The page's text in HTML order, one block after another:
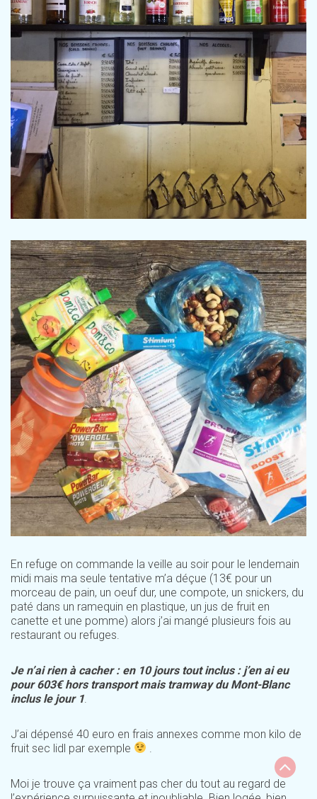
En refuge on commande la veille au soir pour le lendemain
midi mais ma seule tentative m’a déçue (13€ pour un
morceau de pain, un oeuf dur, une compote, un snickers, du
paté dans un ramequin en plastique, un jus de fruit en
canette et une pomme) alors j’ai mangé plusieurs fois au
restaurant ou refuges.
Je n’ai rien à cacher : en 10 jours tout inclus : j’en ai eu
pour 603€ hors transport mais tramway du Mont-Blanc
inclus le jour 1.
J’ai dépensé 40 euro en frais annexes comme mon kilo de
fruit sec lidl par exemple
.
Moi je trouve ça vraiment pas cher du tout au regard de